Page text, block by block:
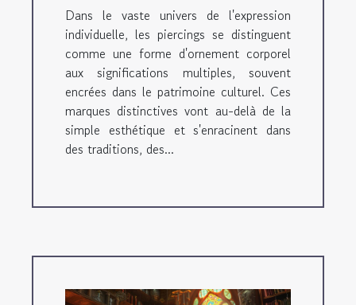
Dans le vaste univers de l'expression
individuelle, les piercings se distinguent
comme une forme d'ornement corporel
aux significations multiples, souvent
encrées dans le patrimoine culturel. Ces
marques distinctives vont au-delà de la
simple esthétique et s'enracinent dans
des traditions, des...